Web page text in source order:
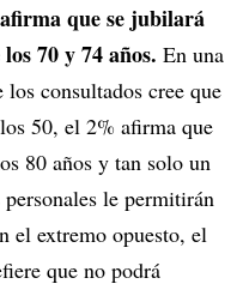
que se jubilará
70 y 74 años. En una
consultados cree que
50, el 2% afirma que
80 años y tan solo un
le permitirán
el extremo opuesto, el
que no podrá